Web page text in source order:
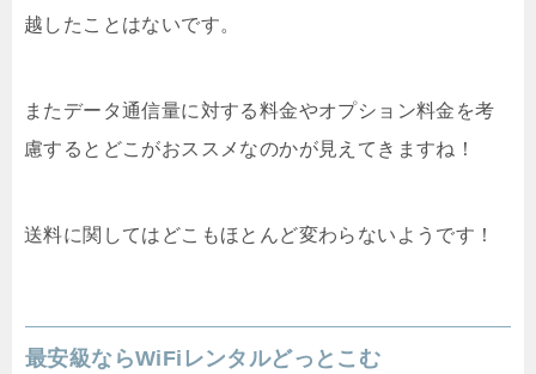
越したことはないです。
またデータ通信量に対する料金やオプション料金を考
慮するとどこがおススメなのかが見えてきますね！
送料に関してはどこもほとんど変わらないようです！
最安級ならWiFiレンタルどっとこむ